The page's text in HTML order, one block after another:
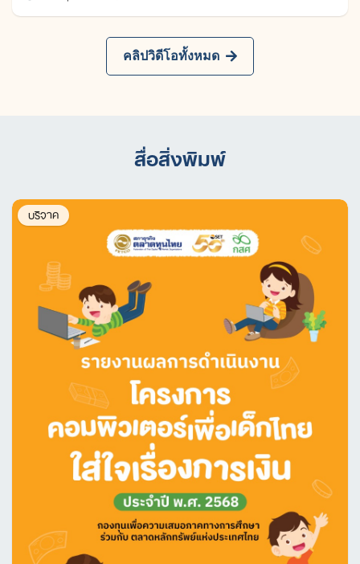
คลิปวิดีโอทั้งหมด
สื่อสิ่งพิมพ์
บริจาค